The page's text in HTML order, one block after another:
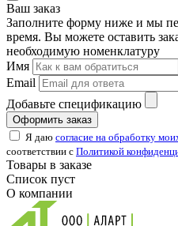
Ваш заказ
Заполните форму ниже и мы
время. Вы можете оставить
необходимую номенклатуру
Имя
Email
Добавьте спецификацию
Оформить заказ
Я даю согласие на обработку
соответствии с Политикой
Товары в заказе
Список пуст
О компании